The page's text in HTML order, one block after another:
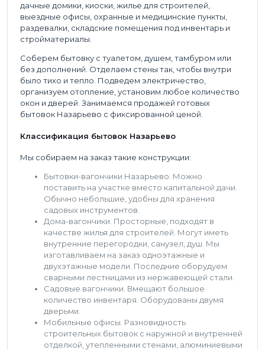
дачные домики, киоски, жилье для строителей,
выездные офисы, охранные и медицинские пункты,
раздевалки, складские помещения под инвентарь и
стройматериалы.
Соберем бытовку с туалетом, душем, тамбуром или
без дополнений. Отделаем стены так, чтобы внутри
было тихо и тепло. Подведем электричество,
организуем отопление, установим любое количество
окон и дверей. Занимаемся продажей готовых
бытовок Назарьево с фиксированной ценой.
Классификация бытовок Назарьево
Мы собираем на заказ такие конструкции:
Бытовки-вагончики Назарьево. Можно
поставить на участке вместо капитальной дачи.
Обычно небольшие, удобны для хранения
садовых инструментов.
Дома-вагончики. Просторные, подходят в
качестве жилья для строителей. Могут иметь
внутренние перегородки, санузел, душ. Мы
изготавливаем на заказ одноэтажные и
двухэтажные модели. Последние оборудуем
сварными лестницами из нержавеющей стали.
Садовые вагончики. Вмещают большое
количество инвентаря. Оборудованы двумя
дверьми.
Мобильные офисы. Разновидность
строительных бытовок с наружной и внутренней
отделкой, утепленными стенами, алюминиевыми